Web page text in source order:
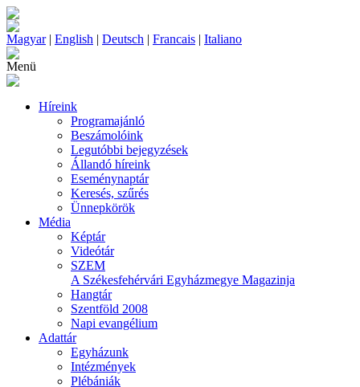
Magyar| English | Deutsch | Francais | Italiano
Menü
Híreink
Programajánló
Beszámolóink
Legutóbbi bejegyzések
Állandó híreink
Eseménynaptár
Keresés, szűrés
Ünnepkörök
Média
Képtár
Videótár
SZEM
A Székesfehérvári Egyházmegye Magazinja
Hangtár
Szentföld 2008
Napi evangélium
Adattár
Egyházunk
Intézmények
Plébániák